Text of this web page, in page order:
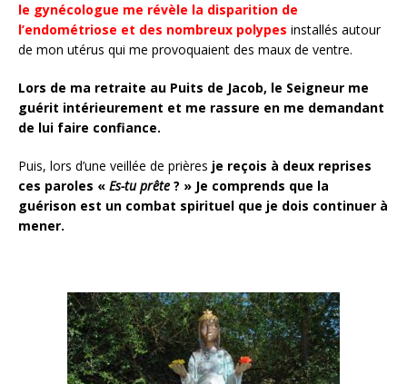
le gynécologue me révèle la disparition de
l’endométriose et des nombreux polypes installés autour
de mon utérus qui me provoquaient des maux de ventre.
Lors de ma retraite au Puits de Jacob, le Seigneur me
guérit intérieurement et me rassure en me demandant
de lui faire confiance.
Puis, lors d’une veillée de prières je reçois à deux reprises
ces paroles « Es-tu prête ? » Je comprends que la
guérison est un combat spirituel que je dois continuer à
mener.